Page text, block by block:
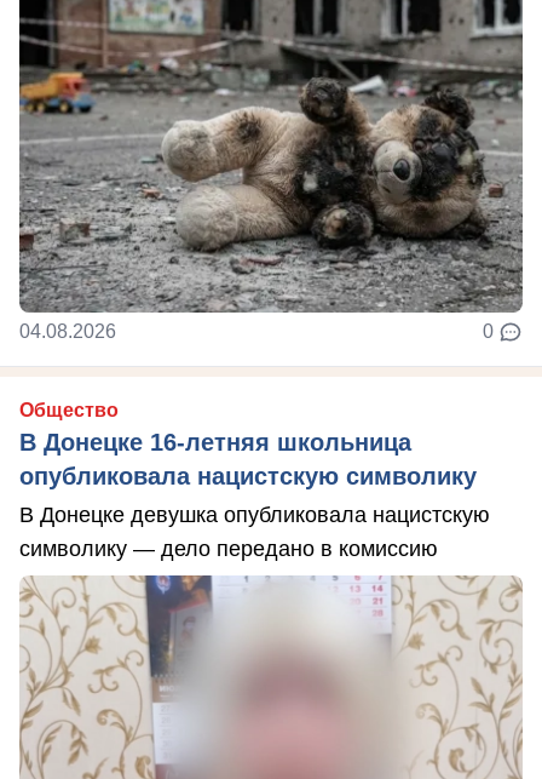
04.08.2026 0
Общество
В Донецке 16-летняя школьница
опубликовала нацистскую символику
В Донецке девушка опубликовала нацистскую
символику — дело передано в комиссию